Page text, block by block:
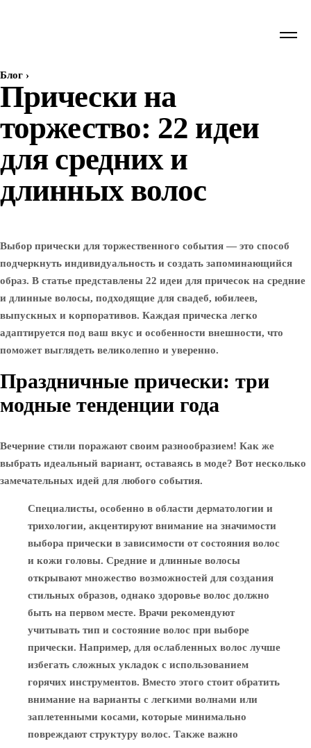
Блог ›
Прически на
торжество: 22 идеи
для средних и
длинных волос
Выбор прически для торжественного события — это способ
подчеркнуть индивидуальность и создать запоминающийся
образ. В статье представлены 22 идеи для причесок на средние
и длинные волосы, подходящие для свадеб, юбилеев,
выпускных и корпоративов. Каждая прическа легко
адаптируется под ваш вкус и особенности внешности, что
поможет выглядеть великолепно и уверенно.
Праздничные прически: три
модные тенденции года
Вечерние стили поражают своим разнообразием! Как же
выбрать идеальный вариант, оставаясь в моде? Вот несколько
замечательных идей для любого события.
Специалисты, особенно в области дерматологии и
трихологии, акцентируют внимание на значимости
выбора прически в зависимости от состояния волос
и кожи головы. Средние и длинные волосы
открывают множество возможностей для создания
стильных образов, однако здоровье волос должно
быть на первом месте. Врачи рекомендуют
учитывать тип и состояние волос при выборе
прически. Например, для ослабленных волос лучше
избегать сложных укладок с использованием
горячих инструментов. Вместо этого стоит обратить
внимание на варианты с легкими волнами или
заплетенными косами, которые минимально
повреждают структуру волос. Также важно